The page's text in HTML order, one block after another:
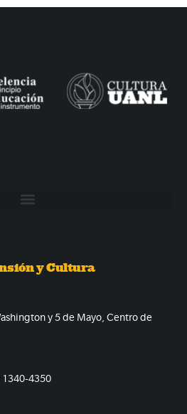
y Cultura
y 5 de Mayo, Centro de
4350